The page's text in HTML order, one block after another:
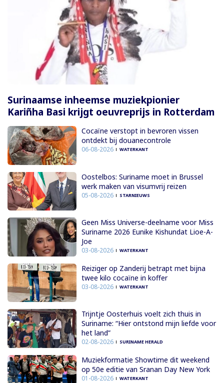
Surinaamse inheemse muziekpionier
Kariñha Basi krijgt oeuvreprijs in Rotterdam
Cocaïne verstopt in bevroren vissen
ontdekt bij douanecontrole
06-08-2026 WATERKANT
Oostelbos: Suriname moet in Brussel
werk maken van visumvrij reizen
05-08-2026 STARNIEUWS
Geen Miss Universe-deelname voor Miss
Suriname 2026 Eunike Kishundat Lioe-A-
Joe
03-08-2026 WATERKANT
Reiziger op Zanderij betrapt met bijna
twee kilo cocaïne in koffer
03-08-2026 WATERKANT
Trijntje Oosterhuis voelt zich thuis in
Suriname: “Hier ontstond mijn liefde voor
het land”
02-08-2026 SURINAME HERALD
Muziekformatie Showtime dit weekend
op 50e editie van Sranan Day New York
01-08-2026 WATERKANT